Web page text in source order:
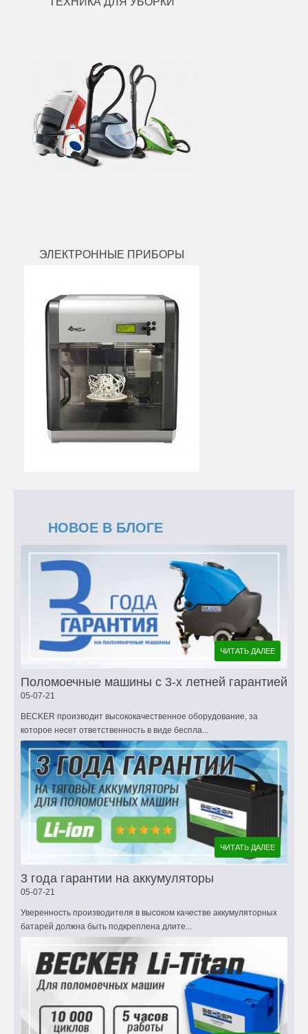
ЭЛЕКТРОННЫЕ ПРИБОРЫ
НОВОЕ В БЛОГЕ
ЧИТАТЬ ДАЛЕЕ
Поломоечные машины с 3-х летней гарантией
05-07-21
BECKER производит высококачественное оборудование, за
которое несет ответственность в виде беспла...
ЧИТАТЬ ДАЛЕЕ
3 года гарантии на аккумуляторы
05-07-21
Уверенность производителя в высоком качестве аккумуляторных
батарей должна быть подкреплена длите...